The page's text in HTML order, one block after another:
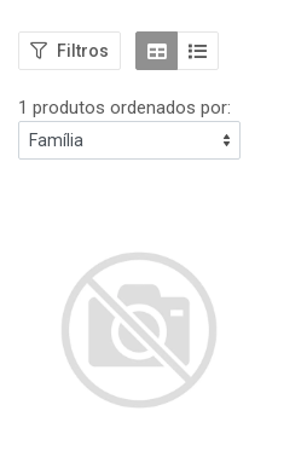
Filtros
1 produtos ordenados por: